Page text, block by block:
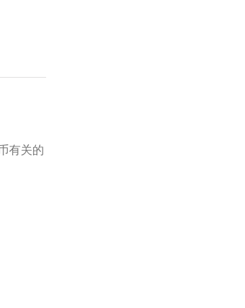
有关的